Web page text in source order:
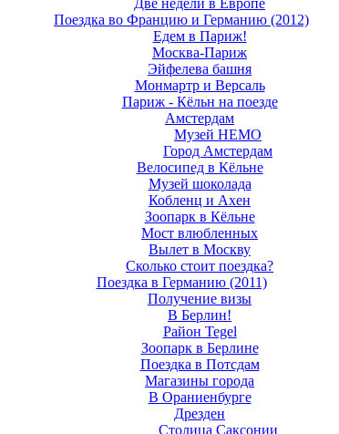
Две недели в Европе
Поездка во Францию и Германию (2012)
Едем в Париж!
Москва-Париж
Эйфелева башня
Монмартр и Версаль
Париж - Кёльн на поезде
Амстердам
Музей НЕМО
Город Амстердам
Велосипед в Кёльне
Музей шоколада
Кобленц и Ахен
Зоопарк в Кёльне
Мост влюбленных
Вылет в Москву
Сколько стоит поездка?
Поездка в Германию (2011)
Получение визы
В Берлин!
Район Tegel
Зоопарк в Берлине
Поездка в Потсдам
Магазины города
В Ораниенбурге
Дрезден
Столица Саксонии